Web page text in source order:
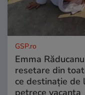
GSP.ro
Emma
resetare din
ce destinație de
petrece vacanța